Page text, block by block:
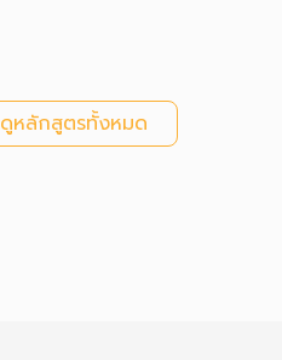
ดูหลักสูตรทั้งหมด